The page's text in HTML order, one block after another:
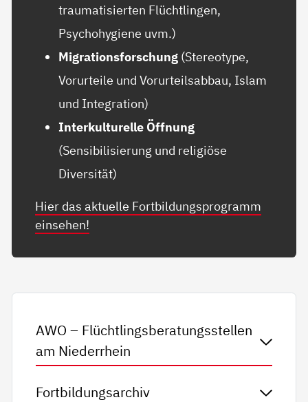
traumatisierten Flüchtlingen,
Psychohygiene uvm.)
Migrationsforschung (Stereotype,
Vorurteile und Vorurteilsabbau, Islam
und Integration)
Interkulturelle Öffnung
(Sensibilisierung und religiöse
Diversität)
Hier das aktuelle Fortbildungsprogramm
einsehen!
AWO – Flüchtlingsberatungsstellen
am Niederrhein
Fortbildungsarchiv